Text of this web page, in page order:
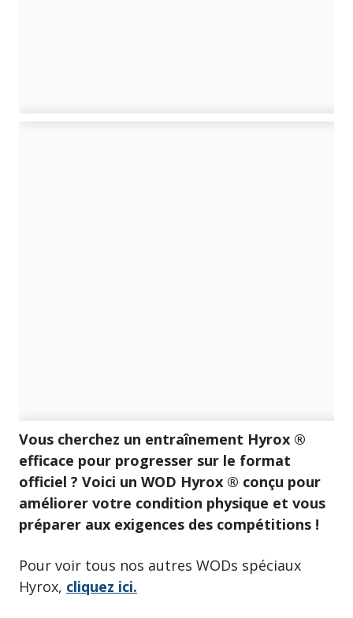
Vous cherchez un entraînement Hyrox ®
efficace pour progresser sur le format
officiel ? Voici un WOD Hyrox ® conçu pour
améliorer votre condition physique et vous
préparer aux exigences des compétitions !
Pour voir tous nos autres WODs spéciaux
Hyrox, cliquez ici.